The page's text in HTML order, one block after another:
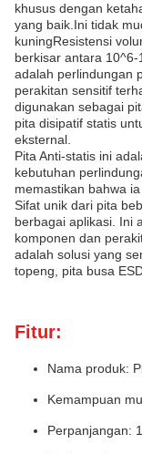
khusus dengan
yang baik.Ini tidak
kuningResistensi
berkisar antara
adalah perlindungan
perakitan sensitif
digunakan sebagai
pita disipatif statis
eksternal.
Pita Anti-statis ini
kebutuhan
memastikan bahwa
Sifat unik dari pita
berbagai aplikasi. Ini
komponen dan
adalah solusi yang
topeng, pita busa
Fitur:
Nama produk:
Kemampuan
Perpanjangan: